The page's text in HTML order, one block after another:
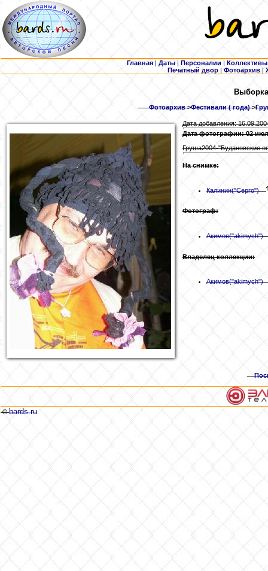
Главная | Даты | Персоналии | Коллективы
Печатный двор |Фотоархив |
Фотоархив>Фестивали ( года)>
Дата добавления:
Дата фотографии: 02
Груша2004-"Будановские
На снимке:
Калинин("Серго")
Фотограф:
Акимов("akimych")
Владелец коллекции:
Акимов("akimych")
©bards.ru